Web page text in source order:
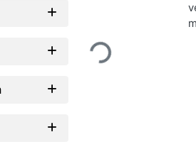
Loading...